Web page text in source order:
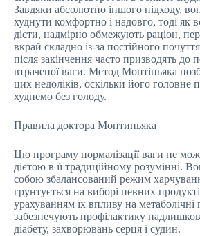
Завдяки абсолютно іншого підходу,
худнути комфортно і надовго, тоді як
дієти, надмірно обмежують раціон,
вкрай складно із-за постійного
після закінчення часто призводять до
втраченої ваги. Метод Монтіньяка
цих недоліків, оскільки його головне
худнемо без голоду.
Правила доктора Монтиньяка
Цю програму нормалізації ваги не
дієтою в її традиційному розумінні.
собою збалансований режим
грунтується на виборі певних
урахуванням їх впливу на
забезпечують профілактику
діабету, захворювань серця і судин.